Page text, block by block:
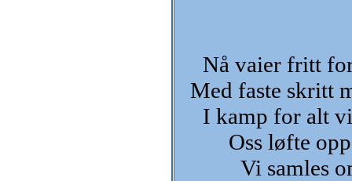
Nå vaier fritt
Med faste skritt
I kamp for alt
Oss løfte
Vi samles